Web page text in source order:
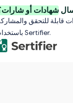
شهادات أو
قابلة للتحقق
باستخدام Sertifier.